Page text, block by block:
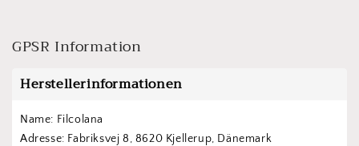
GPSR Information
Herstellerinformationen
Name: Filcolana
Adresse: Fabriksvej 8, 8620 Kjellerup, Dänemark